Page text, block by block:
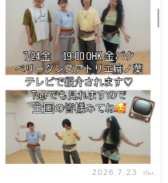
りにて踊らせていただきます♡
太鼓も叩くよー！私たちは
18:40頃から出演です屋台も出
てとても楽しいお祭りになりそ
う
私たちも踊った後は祭り
を楽しみます
遊びにいら
[…]
2026.7.23 thu.